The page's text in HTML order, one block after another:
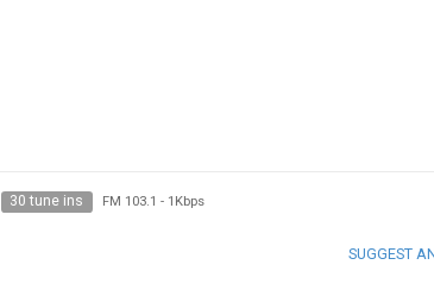
30 tune ins FM 103.1 - 1Kbps
SUGGEST